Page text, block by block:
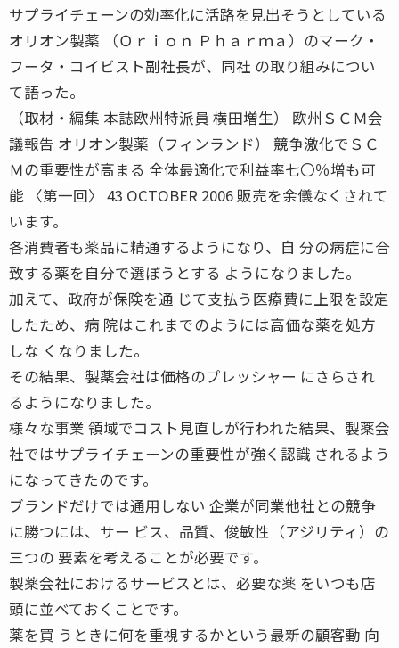
サプライチェーンの効率化に活路を見出そうとしている
オリオン製薬 （Ｏｒｉｏｎ Ｐｈａｒｍａ）のマーク・
フータ・コイビスト副社長が、同社 の取り組みについ
て語った。
（取材・編集 本誌欧州特派員 横田増生） 欧州ＳＣＭ会
議報告 オリオン製薬（フィンランド） 競争激化でＳＣ
Ｍの重要性が高まる 全体最適化で利益率七〇％増も可
能 〈第一回〉 43 OCTOBER 2006 販売を余儀なくされて
います。
各消費者も薬品に精通するようになり、自 分の病症に合
致する薬を自分で選ぼうとする ようになりました。
加えて、政府が保険を通 じて支払う医療費に上限を設定
したため、病 院はこれまでのようには高価な薬を処方
しな くなりました。
その結果、製薬会社は価格のプレッシャー にさらされ
るようになりました。
様々な事業 領域でコスト見直しが行われた結果、製薬会
社ではサプライチェーンの重要性が強く認識 されるよう
になってきたのです。
ブランドだけでは通用しない 企業が同業他社との競争
に勝つには、サー ビス、品質、俊敏性（アジリティ）の
三つの 要素を考えることが必要です。
製薬会社におけるサービスとは、必要な薬 をいつも店
頭に並べておくことです。
薬を買 うときに何を重視するかという最新の顧客動 向